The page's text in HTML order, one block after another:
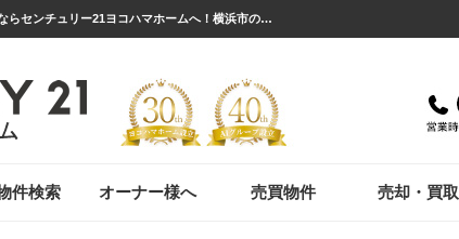
横浜市神奈川区 駐輪場 賃貸物件一覧｜横浜市の賃貸・不動産のことならセンチュリー21ヨコハマホームへ！横浜市の賃貸仲介や不動産売却・買取、不動産管理など不動産のことならなんでもご相談ください。
件検索 オーナー様へ 売買物件 売却・買取